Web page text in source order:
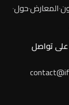
·المعارض·حول·
تواصل